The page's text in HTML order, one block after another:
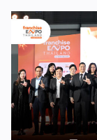
ผ่านชามใส่น้ำที่วา
อย่างน่าอัศจรรย์
เป็นท่านางแอ่นบิ
ผสานท่วงทำนอง ก
กันอย่างสมบูรณ์
อันเป็นเอกลักษ
ทศวรรษ 1990 เป็
ขวางทั้งในและต่าง
2026 ให้แก่ผู้ประ
ของกรมฯ นาย
การค้า กระทรวง
“งานแฟรนไชส์ เ
โป (Franchise
เป็นงานแสดงธุร
คอร์ปอเรชัน จำกั
เจ้าของธุรกิจที่ต้